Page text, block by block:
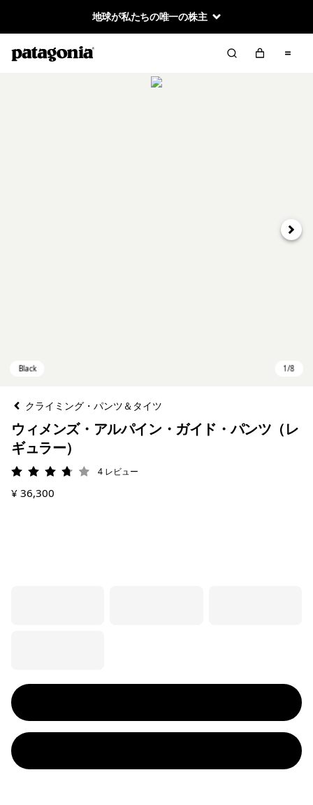
地球が私たちの唯一の株主
次へ
クライミング・パンツ＆タイツ
ウィメンズ・アルパイン・ガイド・パンツ（レ
ギュラー）
評価: 3.8 / 5
4 レビュー
¥ 36,300